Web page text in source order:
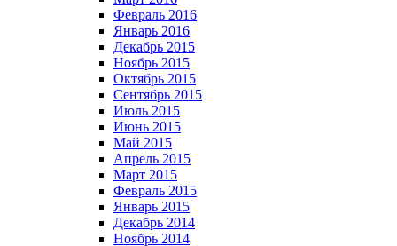
Февраль 2016
Январь 2016
Декабрь 2015
Ноябрь 2015
Октябрь 2015
Сентябрь 2015
Июль 2015
Июнь 2015
Май 2015
Апрель 2015
Март 2015
Февраль 2015
Январь 2015
Декабрь 2014
Ноябрь 2014